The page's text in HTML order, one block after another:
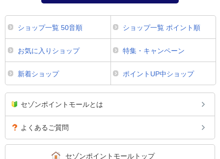
ショップ一覧 50音順 ショップ一覧 ポイント順
お気に入りショップ 特集・キャンペーン
新着ショップ ポイントUP中ショップ
セゾンポイントモールとは
よくあるご質問
セゾンポイントモールトップ